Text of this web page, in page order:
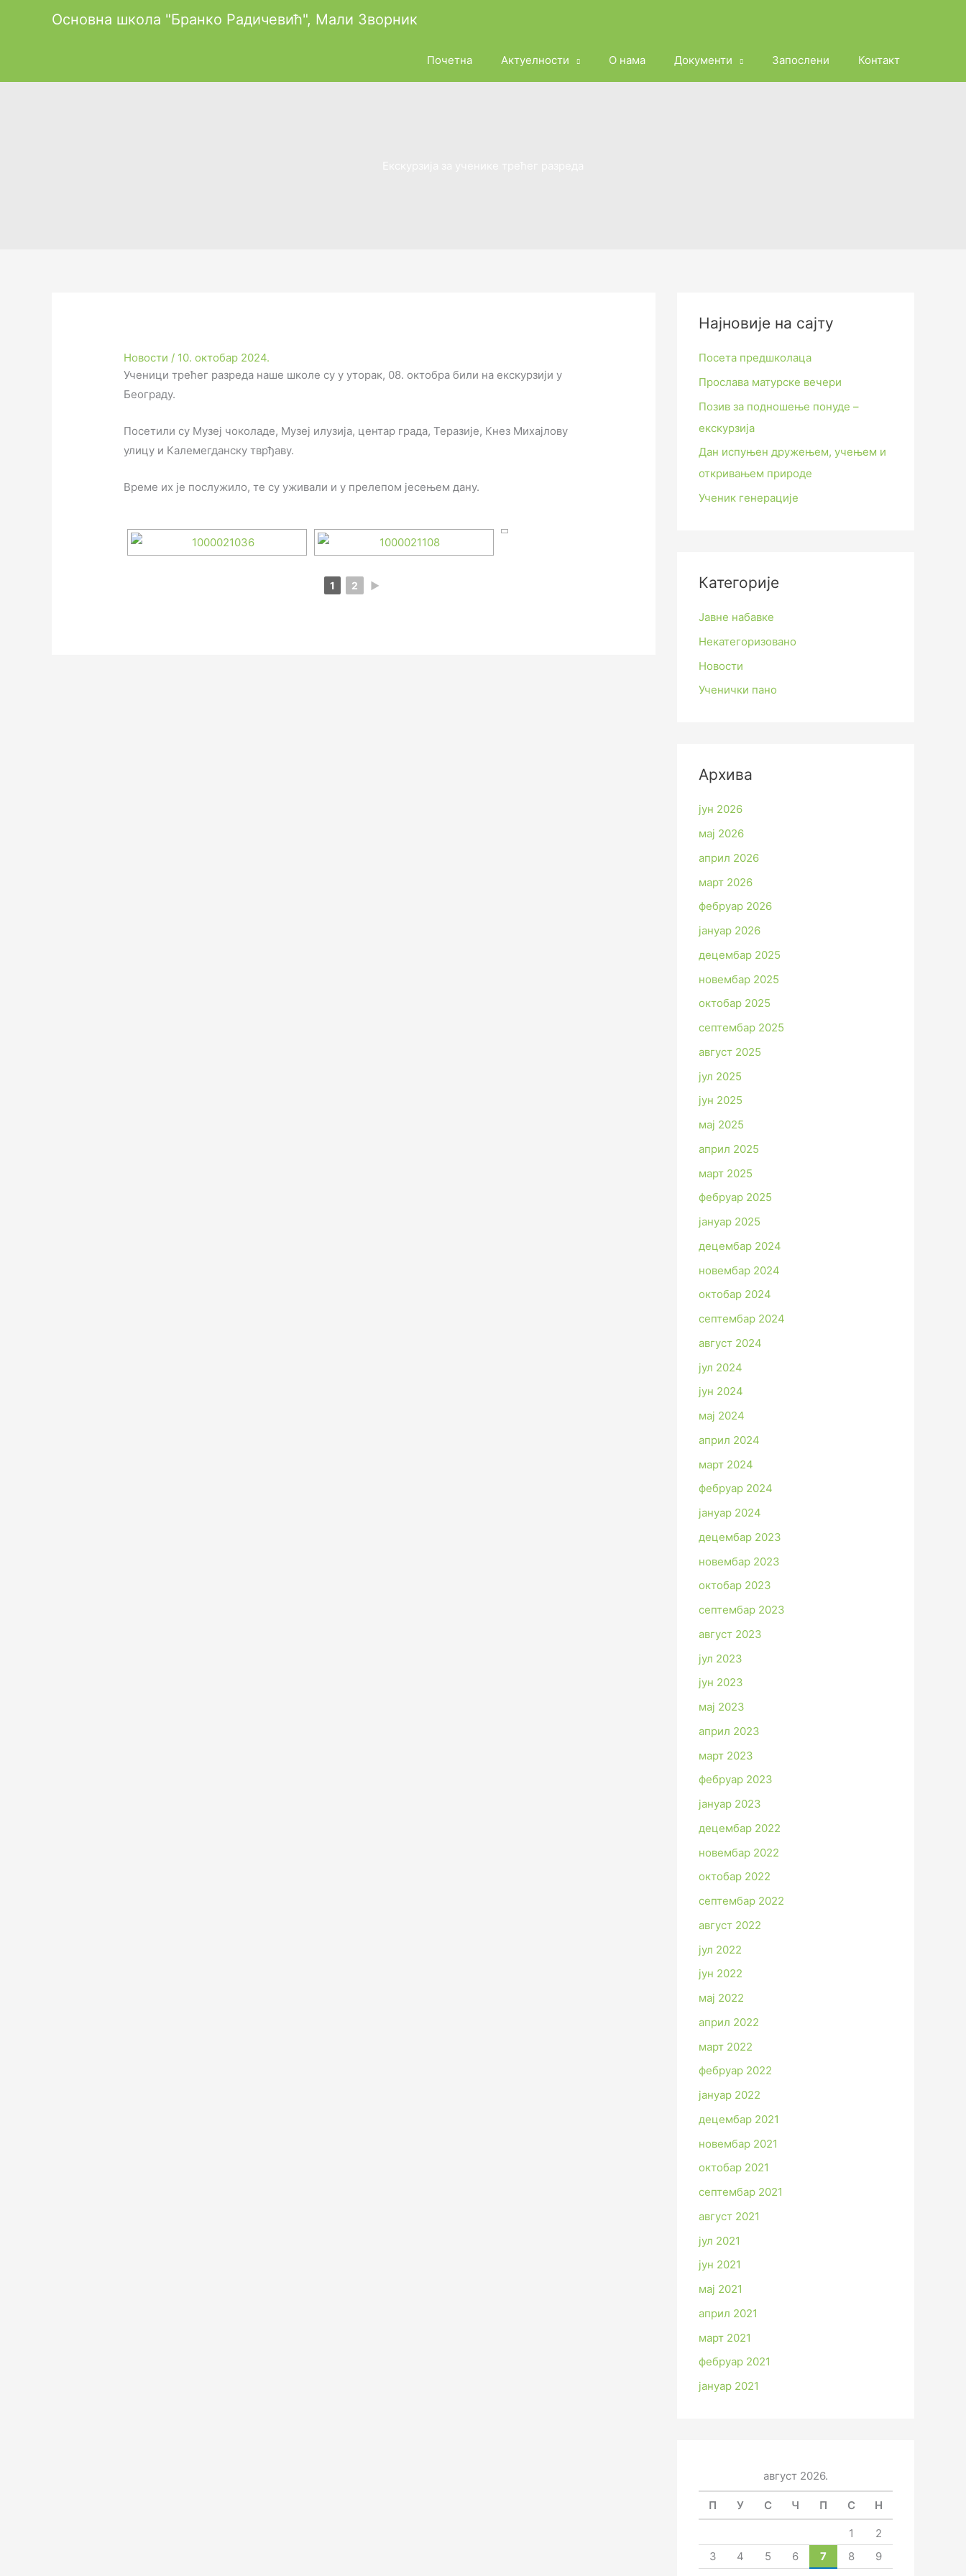
Основна школа "Бранко Радичевић", Мали Зворник
Почетна Актуелности О нама Документи Запослени Контакт
Новости / 10. октобар 2024.
Ученици трећег разреда наше школе су у уторак, 08. октобра били на екскурзији у
Београду.
Посетили су Музеј чоколаде, Музеј илузија, центар града, Теразије, Кнез Михајлову
улицу и Калемегданску тврђаву.
Време их је послужило, те су уживали и у прелепом јесењем дану.
1 2 ►
Најновије на сајту
Посета предшколаца
Прослава матурске вечери
Позив за подношење понуде –
екскурзија
Дан испуњен дружењем, учењем и
откривањем природе
Ученик генерације
Категорије
Јавне набавке
Некатегоризовано
Новости
Ученички пано
Архива
јун 2026
мај 2026
април 2026
март 2026
фебруар 2026
јануар 2026
децембар 2025
новембар 2025
октобар 2025
септембар 2025
август 2025
јул 2025
јун 2025
мај 2025
април 2025
март 2025
фебруар 2025
јануар 2025
децембар 2024
новембар 2024
октобар 2024
септембар 2024
август 2024
јул 2024
јун 2024
мај 2024
април 2024
март 2024
фебруар 2024
јануар 2024
децембар 2023
новембар 2023
октобар 2023
септембар 2023
август 2023
јул 2023
јун 2023
мај 2023
април 2023
март 2023
фебруар 2023
јануар 2023
децембар 2022
новембар 2022
октобар 2022
септембар 2022
август 2022
јул 2022
јун 2022
мај 2022
април 2022
март 2022
фебруар 2022
јануар 2022
децембар 2021
новембар 2021
октобар 2021
септембар 2021
август 2021
јул 2021
јун 2021
мај 2021
април 2021
март 2021
фебруар 2021
јануар 2021
август 2026.
П У С Ч П С Н
1
2
3
4 5 6 7 8
9